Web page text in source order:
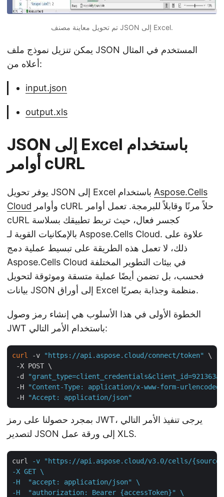
تم تحويل معاينة مصنف JSON إلى Excel.
يمكن تنزيل نموذج ملف JSON المستخدم في المثال
أعلاه من:
input.json
output.xls
JSON إلى Excel باستخدام
أوامر cURL
Aspose.Cells
Cloud
cURL كجسر فعال، حيث تربط تطبيقك بسلاسة
بالإمكانيات القوية لـ Aspose.Cells Cloud. علاوة على
ذلك، لا تعمل هذه الطريقة على تبسيط عملية دمج
Aspose.Cells Cloud في بيئات التطوير المختلفة
فحسب، بل تضمن أيضًا عملية متسقة وموثوقة لتحويل
بيانات JSON إلى أوراق Excel منظمة وجذابة بصريًا.
الخطوة الأولى في هذا الأسلوب هي إنشاء رمز وصول
JWT باستخدام الأمر التالي:
curl -v "https://api.aspose.cloud/connect/token"
\
-X POST \
-d
"grant_type=client_credentials&client_id=921363a8-
-H
"Content-Type: application/x-www-form-urlencoded"
-H
"Accept: application/json"
بمجرد حصولنا على رمز JWT، يرجى تنفيذ الأمر التالي
لتصدير JSON إلى ورقة عمل XLS.
curl
-v "https://api.aspose.cloud/v3.0/cells/
-X GET \
-H  "accept: application/json" \
-H  "authorization: Bearer {accessToken}" \